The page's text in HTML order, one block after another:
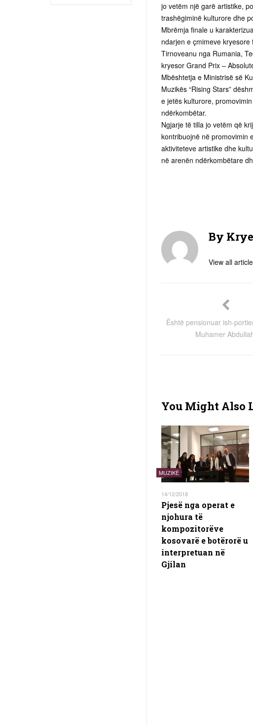
jo vetëm një garë artistike,
trashëgiminë kulturore dhe
Mbrëmja finale u
ndarjen e çmimeve
Tirnoveanu nga Rumania,
kryesor Grand Prix –
Mbështetja e Ministrisë së
Muzikës “Rising Stars”
e jetës kulturore,
ndërkombëtar.
Ngjarje të tilla jo vetëm që
kontribuojnë në promovimin
aktiviteteve artistike dhe
në arenën ndërkombëtare
By
View all
Është pensionuar ish-
Muhamer
You Might Also
MUZIKË
14/12/2018
Pjesë nga operat e
njohura të
kompozitorëve
kosovarë e botërorë u
interpretuan në
Gjilan